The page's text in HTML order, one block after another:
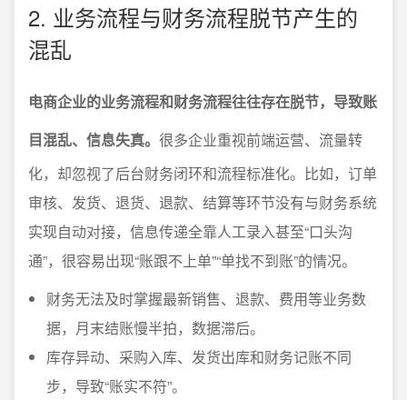
2. 业务流程与财务流程脱节产生的
混乱
电商企业的业务流程和财务流程往往存在脱节，导致账
目混乱、信息失真。 很多企业重视前端运营、流量转
化，却忽视了后台财务闭环和流程标准化。比如，订单
审核、发货、退货、退款、结算等环节没有与财务系统
实现自动对接，信息传递全靠人工录入甚至“口头沟
通”，很容易出现“账跟不上单”“单找不到账”的情况。
财务无法及时掌握最新销售、退款、费用等业务数
据，月末结账慢半拍，数据滞后。
库存异动、采购入库、发货出库和财务记账不同
步，导致“账实不符”。